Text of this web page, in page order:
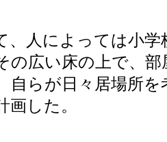
、人によっては小
の広い床の上で、
自らが日々居場所
した。